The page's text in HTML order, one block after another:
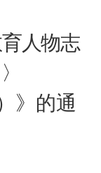
人物志
〉
》的通